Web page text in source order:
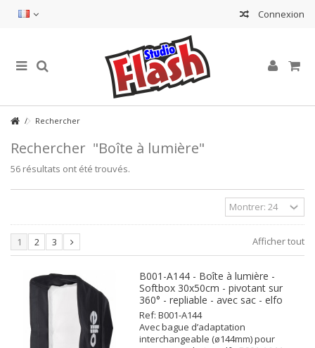
Connexion
Rechercher
Rechercher "Boîte à lumière"
56 résultats ont été trouvés.
Afficher tout
1 2 3
B001-A144 - Boîte à lumière -
Softbox 30x50cm - pivotant sur
360° - repliable - avec sac - elfo
Ref: B001-A144
Avec bague d’adaptation
interchangeable (ø144mm) pour